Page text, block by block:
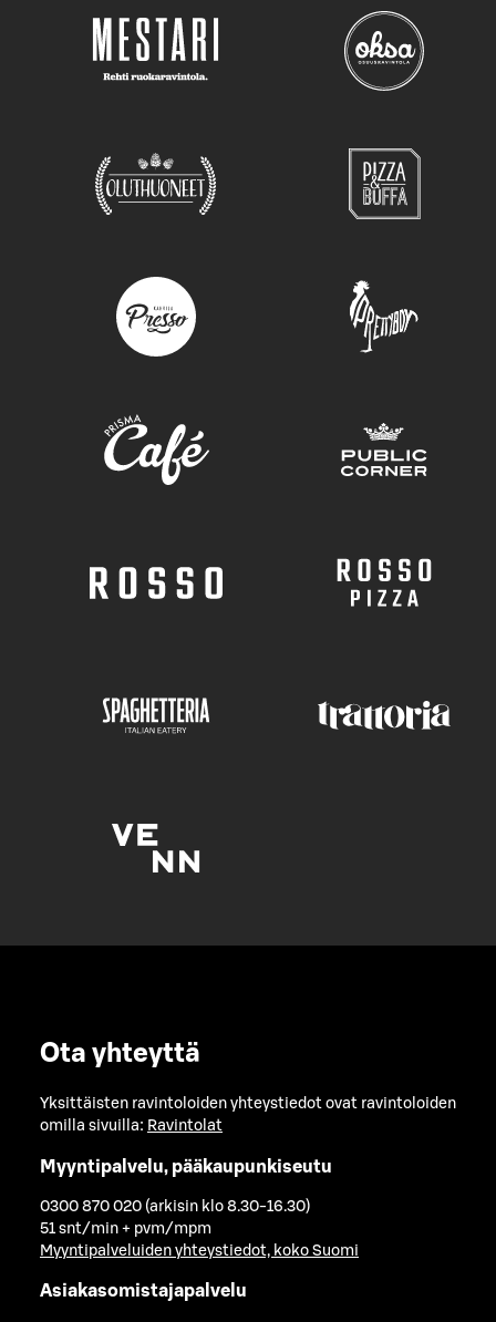
Ota yhteyttä
Yksittäisten ravintoloiden yhteystiedot ovat ravintoloiden
omilla sivuilla: Ravintolat
Myyntipalvelu, pääkaupunkiseutu
0300 870 020 (arkisin klo 8.30-16.30)
51 snt/min + pvm/mpm
Myyntipalveluiden yhteystiedot, koko Suomi
Asiakasomistajapalvelu